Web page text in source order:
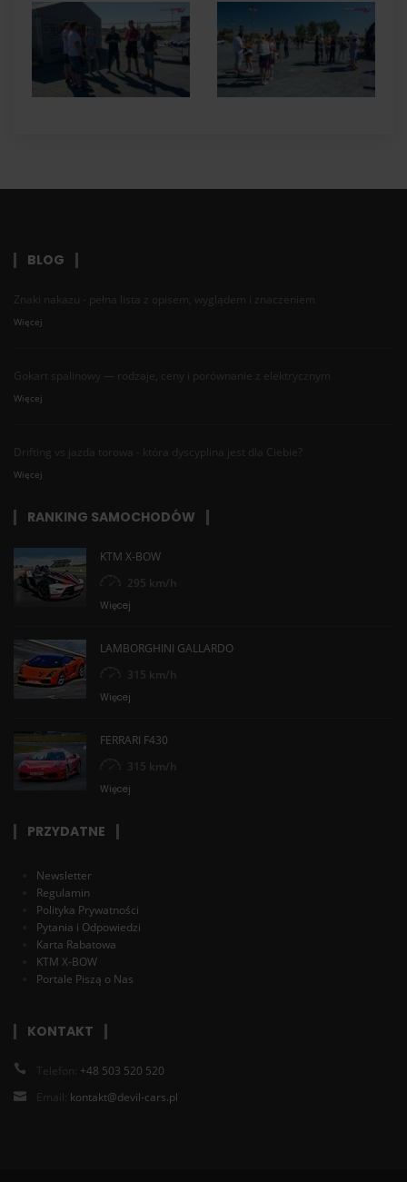
BLOG
Znaki nakazu - pełna lista z opisem, wyglądem i znaczeniem
Więcej
Gokart spalinowy — rodzaje, ceny i porównanie z elektrycznym
Więcej
Drifting vs jazda torowa - która dyscyplina jest dla Ciebie?
Więcej
RANKING SAMOCHODÓW
KTM X-BOW
295 km/h
Więcej
LAMBORGHINI GALLARDO
315 km/h
Więcej
FERRARI F430
315 km/h
Więcej
PRZYDATNE
Newsletter
Regulamin
Polityka Prywatności
Pytania i Odpowiedzi
Karta Rabatowa
KTM X-BOW
Portale Piszą o Nas
KONTAKT
Telefon: +48 503 520 520
Email: kontakt@devil-cars.pl